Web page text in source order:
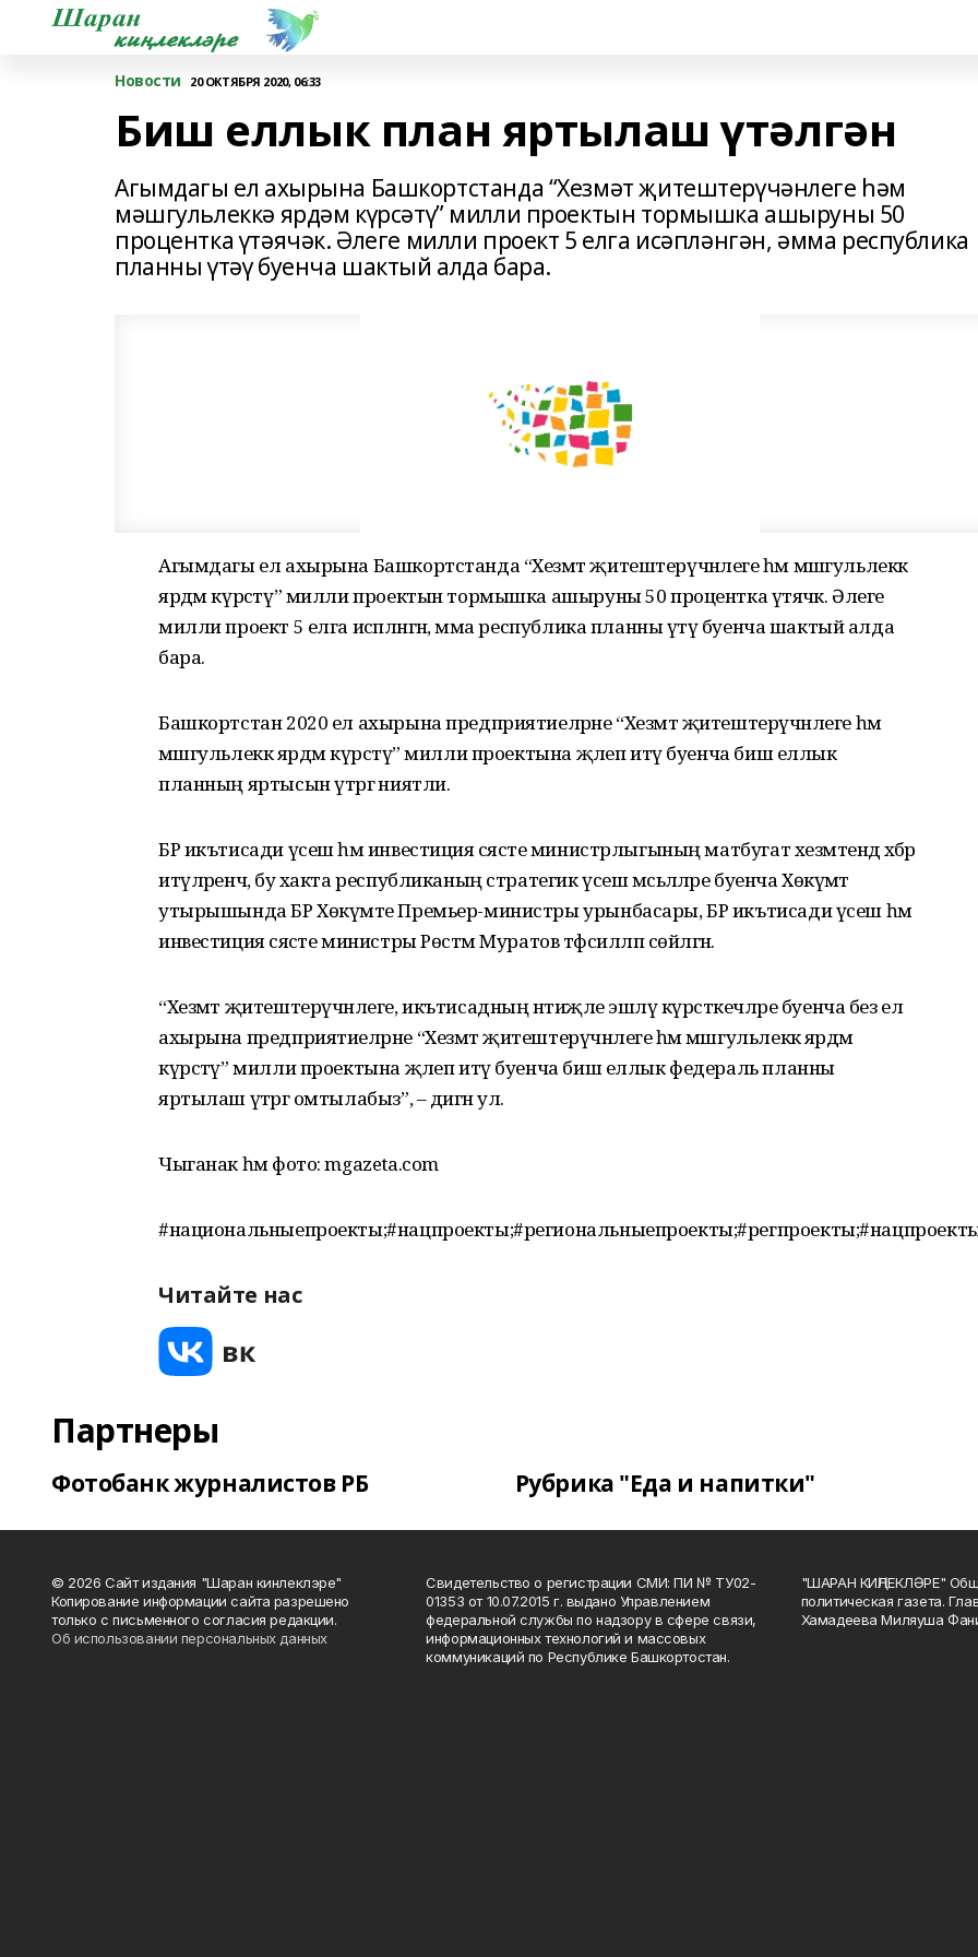
Новости 20 ОКТЯБРЯ 2020, 06:33
Биш еллык план яртылаш үтәлгән
Агымдагы ел ахырына Башкортстанда “Хезмәт җитештерүчәнлеге һәм
мәшгульлеккә ярдәм күрсәтү” милли проектын тормышка ашыруны 50
процентка үтәячәк. Әлеге милли проект 5 елга исәпләнгән, әмма республика
планны үтәү буенча шактый алда бара.
Агымдагы ел ахырына Башкортстанда “Хезмәт җитештерүчәнлеге һәм мәшгульлеккә
ярдәм күрсәтү” милли проектын тормышка ашыруны 50 процентка үтәячәк. Әлеге
милли проект 5 елга исәпләнгән, әмма республика планны үтәү буенча шактый алда
бара.
Башкортстан 2020 ел ахырына предприятиеләрне “Хезмәт җитештерүчәнлеге һәм
мәшгульлеккә ярдәм күрсәтү” милли проектына җәлеп итү буенча биш еллык
планның яртысын үтәргә ниятли.
БР икътисади үсеш һәм инвестиция сәясәте министрлыгының матбугат хезмәтендә хәбәр
итүләренчә, бу хакта республиканың стратегик үсеш мәсьәләләре буенча Хөкүмәт
утырышында БР Хөкүмәте Премьер-министры урынбасары, БР икътисади үсеш һәм
инвестиция сәясәте министры Рөстәм Муратов тәфсилләп сөйләгән.
“Хезмәт җитештерүчәнлеге, икътисадның нәтиҗәле эшләү күрсәткечләре буенча без ел
ахырына предприятиеләрне “Хезмәт җитештерүчәнлеге һәм мәшгульлеккә ярдәм
күрсәтү” милли проектына җәлеп итү буенча биш еллык федераль планны
яртылаш үтәргә омтылабыз”, – дигән ул.
Чыганак һәм фото: mgazeta.com
Читайте нас
Партнеры
Фотобанк журналистов РБ Рубрика "Еда и напитки"
© 2026 Сайт издания "Шаран кинлеклэре"
Копирование информации сайта разрешено
только с письменного согласия редакции.
Об использовании персональных данных
Свидетельство о регистрации СМИ: ПИ № ТУ02-
01353 от 10.07.2015 г. выдано Управлением
федеральной службы по надзору в сфере связи,
информационных технологий и массовых
коммуникаций по Республике Башкортостан.
"ШАРАН КИҢЛЕКЛӘРЕ"
политическая газета.
Хамадеева Миляуша